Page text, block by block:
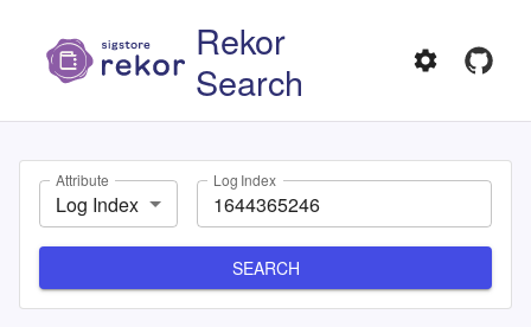
Rekor
Search
Attribute
Log Index
Log Index
SEARCH